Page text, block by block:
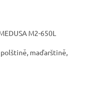
M2-650L
maďarštině,